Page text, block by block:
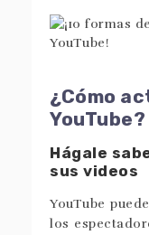
¿Cómo
YouTube?
Hágale
sus videos
YouTube
los